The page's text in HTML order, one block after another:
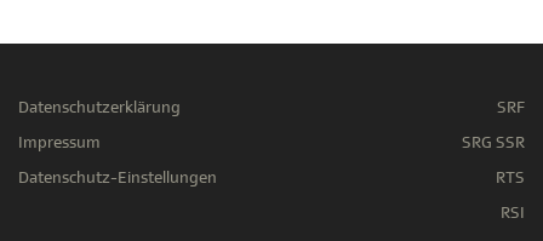
Datenschutzerklärung
Impressum
Datenschutz-Einstellungen
SRF
SRG SSR
RTS
RSI